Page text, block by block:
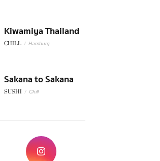
Kiwamiya Thailand
CHILL / Hamburg
Sakana to Sakana
SUSHI / Chill